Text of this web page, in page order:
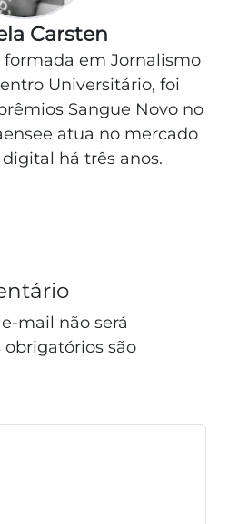
Carsten
formada em Jornalismo
Universitário, foi
Sangue Novo no
atua no mercado
há três anos.
mail não será
obrigatórios são